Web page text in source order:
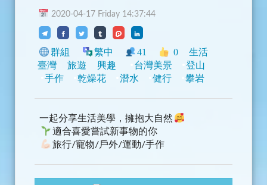
2020-04-17 Friday 14:37:44
群組 繁中 41 0
生活
臺灣
旅遊 興趣 台灣美景
登山
手作
乾燥花 潛水 健行 攀岩
一起分享生活美學，擁抱大自然
適合喜愛嘗試新事物的你
旅行/寵物/戶外/運動/手作